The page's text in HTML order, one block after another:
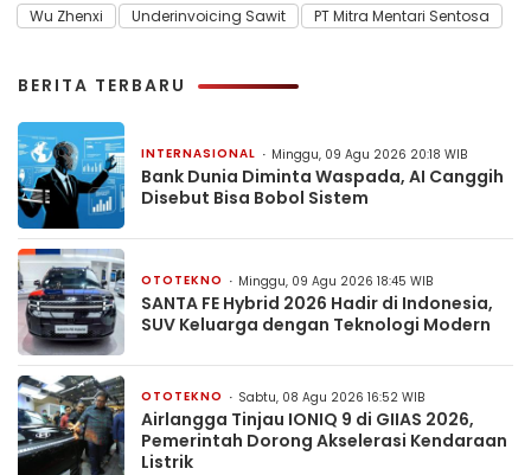
Wu Zhenxi
Underinvoicing Sawit PT Mitra Mentari Sentosa
BERITA TERBARU
INTERNASIONAL Minggu, 09 Agu 2026 20:18 WIB
Bank Dunia Diminta Waspada, AI Canggih
Disebut Bisa Bobol Sistem
OTOTEKNO Minggu, 09 Agu 2026 18:45 WIB
SANTA FE Hybrid 2026 Hadir di Indonesia,
SUV Keluarga dengan Teknologi Modern
OTOTEKNO Sabtu, 08 Agu 2026 16:52 WIB
Airlangga Tinjau IONIQ 9 di GIIAS 2026,
Pemerintah Dorong Akselerasi Kendaraan
Listrik